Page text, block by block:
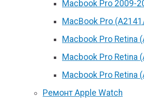
Macbook Pro 2009-
MacBook Pro
Macbook Pro Retina
Macbook Pro Retina
Macbook Pro Retina
Ремонт Apple Watch